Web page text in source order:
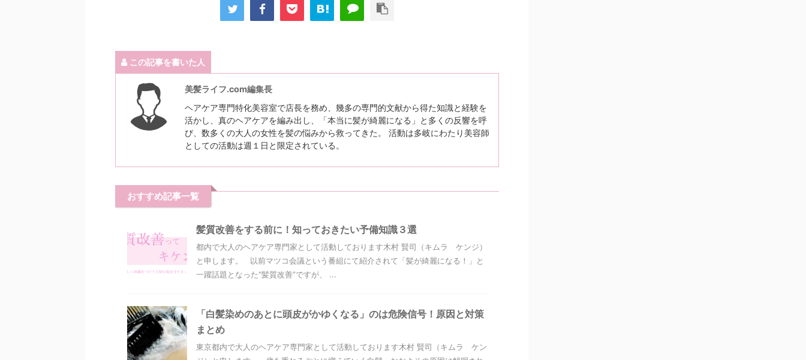
この記事を書いた人
美髪ライフ.com編集長
ヘアケア専門特化美容室で店長を務め、幾多の専門的文献から得た知識と経験を
活かし、真のヘアケアを編み出し、「本当に髪が綺麗になる」と多くの反響を呼
び、数多くの大人の女性を髪の悩みから救ってきた。 活動は多岐にわたり美容師
としての活動は週１日と限定されている。
おすすめ記事一覧
髪質改善をする前に！知っておきたい予備知識３選
都内で大人のヘアケア専門家として活動しております木村 賢司（キムラ ケンジ）
と申します。 以前マツコ会議という番組にて紹介されて「髪が綺麗になる！」と
一躍話題となった“髪質改善”ですが、 ...
「白髪染めのあとに頭皮がかゆくなる」のは危険信号！原因と対策
まとめ
東京都内で大人のヘアケア専門家として活動しております木村 賢司（キムラ ケン